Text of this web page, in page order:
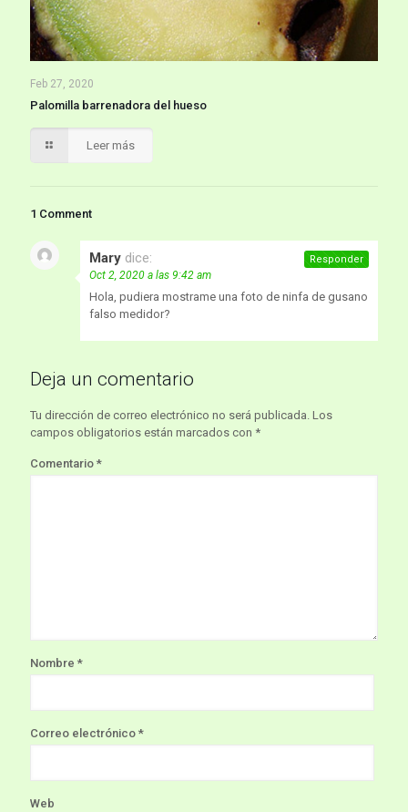
Feb 27, 2020
Palomilla barrenadora del hueso
Leer más
1 Comment
Mary dice:
Oct 2, 2020 a las 9:42 am
Hola, pudiera mostrame una foto de ninfa de gusano
falso medidor?
Responder
Deja un comentario
Tu dirección de correo electrónico no será publicada. Los
campos obligatorios están marcados con *
Comentario *
Nombre *
Correo electrónico *
Web